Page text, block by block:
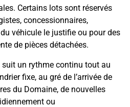
Certains lots sont réservés
concessionnaires,
véhicule le justifie ou pour des
de pièces détachées.
suit un rythme continu tout au
fixe, au gré de l’arrivée de
du Domaine, de nouvelles
ou